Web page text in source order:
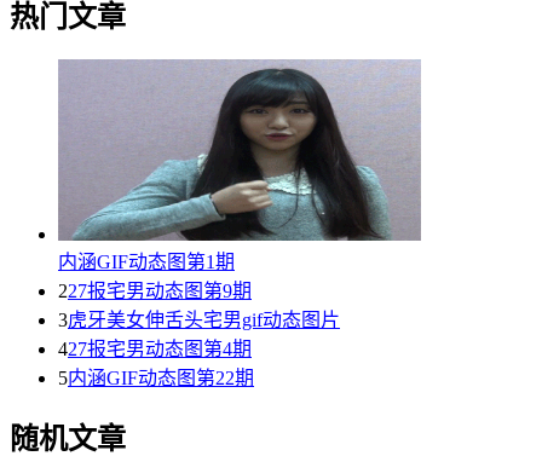
热门文章
内涵GIF动态图第1期
227报宅男动态图第9期
3虎牙美女伸舌头宅男gif动态图片
427报宅男动态图第4期
5内涵GIF动态图第22期
随机文章